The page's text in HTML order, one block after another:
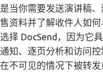
当你需要发送演讲稿
资料并了解收件人如
择 DocSend，因为它
知、逐页分析和访问
不可见的情况下被转发